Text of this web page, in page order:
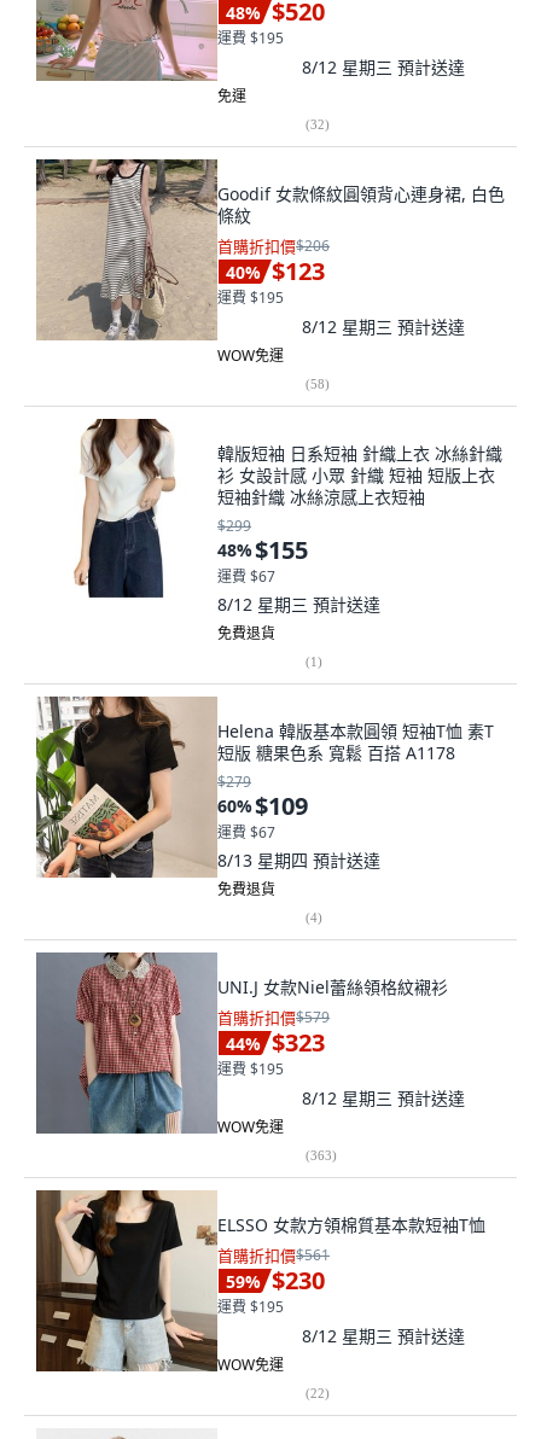
48% $520
運費 $195
8/12 星期三 預計送達
免運
(32)
Goodif 女款條紋圓領背心連身裙, 白色
條紋
首購折扣價$206
40% $123
運費 $195
8/12 星期三 預計送達
WOW免運
(58)
韓版短袖 日系短袖 針織上衣 冰絲針織
衫 女設計感 小眾 針織 短袖 短版上衣
短袖針織 冰絲涼感上衣短袖
$299
48%$155
運費 $67
8/12 星期三 預計送達
免費退貨
(1)
Helena 韓版基本款圓領 短袖T恤 素T
短版 糖果色系 寬鬆 百搭 A1178
$279
60%$109
運費 $67
8/13 星期四 預計送達
免費退貨
(4)
UNI.J 女款Niel蕾絲領格紋襯衫
首購折扣價$579
44% $323
運費 $195
8/12 星期三 預計送達
WOW免運
(363)
ELSSO 女款方領棉質基本款短袖T恤
首購折扣價$561
59% $230
運費 $195
8/12 星期三 預計送達
WOW免運
(22)